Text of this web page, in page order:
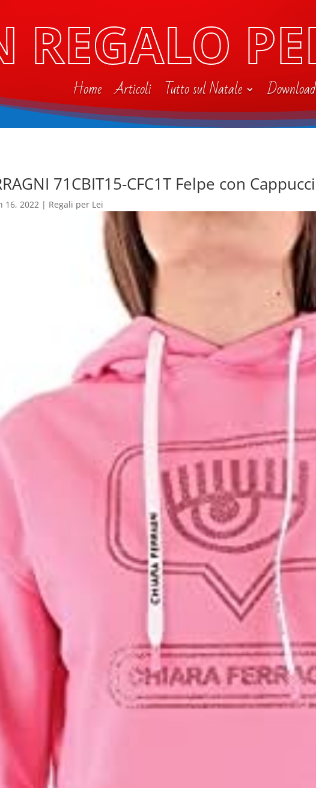
REGALO
Home Articoli Tutto sul Natale Download
71CBIT15-CFC1T Felpe con
16, 2022 | Regali per Lei